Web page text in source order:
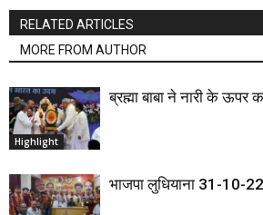
RELATED ARTICLES
MORE FROM AUTHOR
Highlight
ब्रह्मा बाबा ने नारी के ऊपर
भाजपा लुधियाना 31-10-22